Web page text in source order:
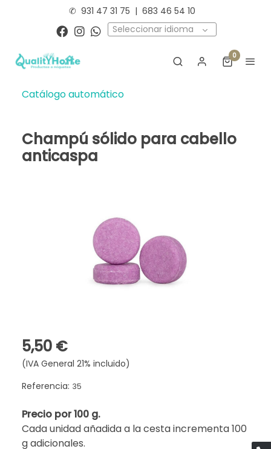
✆ 931 47 31 75 | 683 46 54 10
Seleccionar idioma
0
Catálogo automático
Champú sólido para cabello
anticaspa
5,50 €
(IVA General 21% incluido)
Referencia: 35
Precio por 100 g.
Cada unidad añadida a la cesta incrementa 100
g adicionales.